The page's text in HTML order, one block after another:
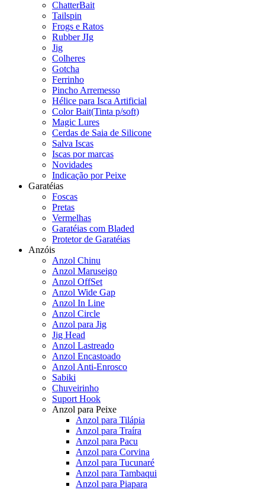
ChatterBait
Tailspin
Frogs e Ratos
Rubber JIg
Jig
Colheres
Gotcha
Ferrinho
Pincho Arremesso
Hélice para Isca Artificial
Color Bait(Tinta p/soft)
Magic Lures
Cerdas de Saia de Silicone
Salva Iscas
Iscas por marcas
Novidades
Indicação por Peixe
Garatéias
Foscas
Pretas
Vermelhas
Garatéias com Bladed
Protetor de Garatéias
Anzóis
Anzol Chinu
Anzol Maruseigo
Anzol OffSet
Anzol Wide Gap
Anzol In Line
Anzol Circle
Anzol para Jig
Jig Head
Anzol Lastreado
Anzol Encastoado
Anzol Anti-Enrosco
Sabiki
Chuveirinho
Suport Hook
Anzol para Peixe
Anzol para Tilápia
Anzol para Traíra
Anzol para Pacu
Anzol para Corvina
Anzol para Tucunaré
Anzol para Tambaqui
Anzol para Piapara